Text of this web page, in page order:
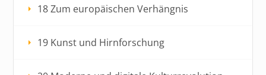
18 Zum europäischen Verhängnis
19 Kunst und Hirnforschung